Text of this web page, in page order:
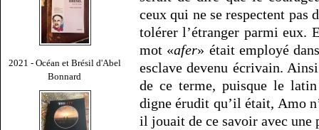
2021 - Océan et Brésil d'Abel
Bonnard
ceux qui ne se respectent pas
tolérer l’étranger parmi eux.
mot «afer» était employé
esclave devenu écrivain.
de ce terme, puisque le
digne érudit qu’il était, Amo
il jouait de ce savoir avec une